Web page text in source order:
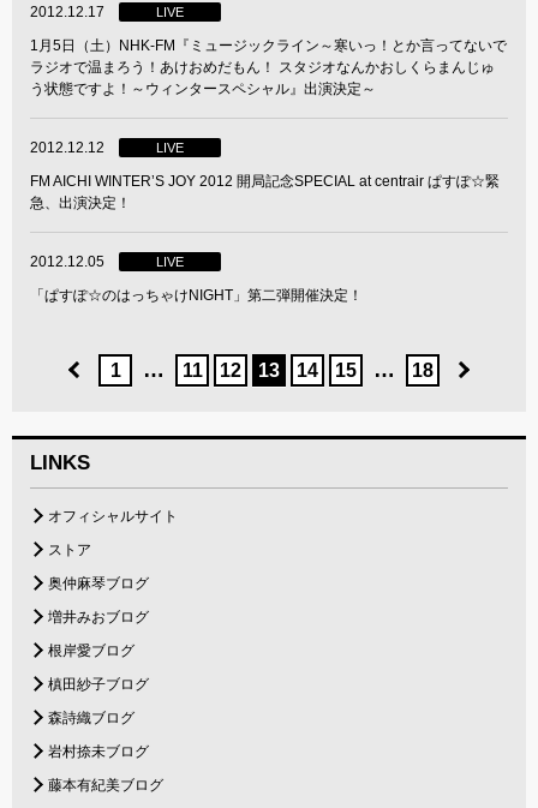
2012.12.17 LIVE
1月5日（土）NHK-FM『ミュージックライン～寒いっ！とか言ってないで
ラジオで温まろう！あけおめだもん！ スタジオなんかおしくらまんじゅ
う状態ですよ！～ウィンタースペシャル』出演決定～
2012.12.12 LIVE
FM AICHI WINTER’S JOY 2012 開局記念SPECIAL at centrair ぱすぽ☆緊
急、出演決定！
2012.12.05 LIVE
「ぱすぽ☆のはっちゃけNIGHT」第二弾開催決定！
1 … 11 12 13 14 15 … 18
LINKS
オフィシャルサイト
ストア
奥仲麻琴ブログ
増井みおブログ
根岸愛ブログ
槙田紗子ブログ
森詩織ブログ
岩村捺未ブログ
藤本有紀美ブログ